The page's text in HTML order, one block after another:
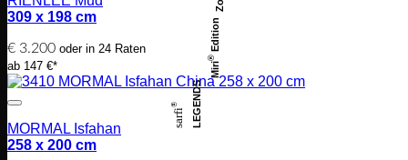
Miri
®
Edition
sarfi
® LEGENDS
309 x 198 cm
€ 3.200 oder in 24 Raten
ab 147 €*
MORMAL Isfahan
258 x 200 cm